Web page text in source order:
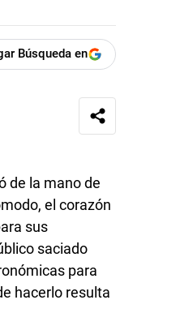
Búsqueda en
de la mano de
el corazón
sus
saciado
para
hacerlo resulta